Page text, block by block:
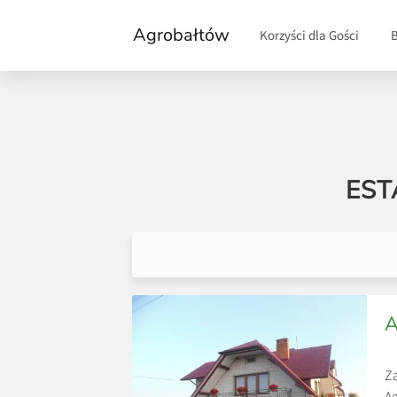
Agrobałtów Korzyści dla Gości